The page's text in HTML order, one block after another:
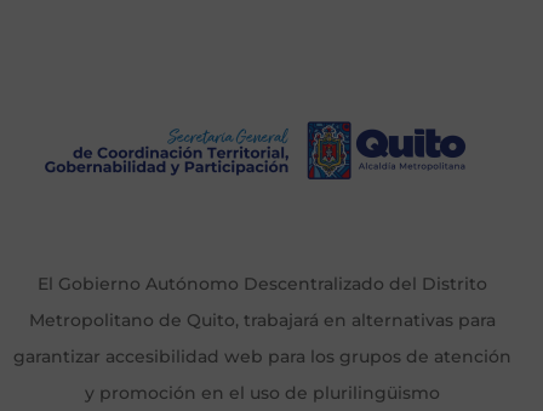
El Gobierno Autónomo Descentralizado del Distrito
Metropolitano de Quito, trabajará en alternativas para
garantizar accesibilidad web para los grupos de atención
y promoción en el uso de plurilingüismo